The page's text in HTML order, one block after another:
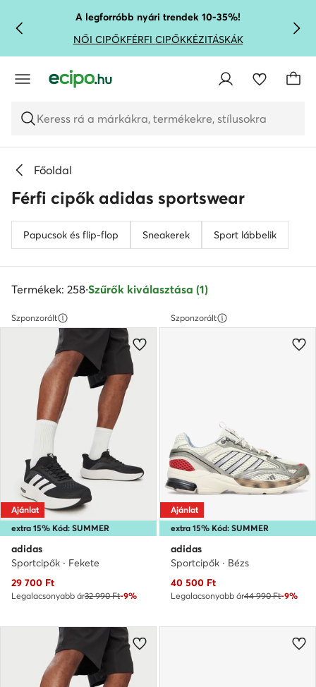
UGRÁS A FŐ TARTALOMRA
UGRÁS A KERESÉSHEZA legforróbb nyári trendek 10-35%!
NŐI CIPŐKFÉRFI CIPŐKKÉZITÁSKÁK
Keress rá a márkákra, termékekre, stílusokra
Főoldal
Férfi cipők adidas sportswear
Papucsok és flip-flop Sneakerek Sport lábbelik
Termékek: 258·Szűrők kiválasztása (1)
Szponzorált
extra 15% Kód: SUMMER
Ajánlat
adidas
Sportcipők · Fekete
Aktuális ár
29 700 Ft
Legalacsonyabb ár32 990 Ft-9%
Szponzorált
extra 15% Kód: SUMMER
Ajánlat
adidas
Sportcipők · Bézs
Aktuális ár
40 500 Ft
Legalacsonyabb ár44 990 Ft-9%